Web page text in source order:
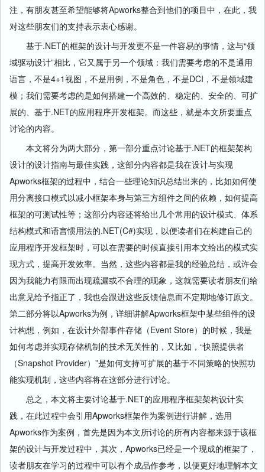
注，有朋友甚至希望能够将Apworks整合到他们的项目中，在此，我
对这些朋友们的支持表示衷心感谢。
基于.NET的框架的设计与开发更不是一件容易的事情，这与“领
域驱动设计”相比，它又属于另一个领域：我们需要考虑的不是通用
语言，不是4+1视图，不是用例，不是角色，不是DCI，不是领域建
模；我们需要考虑的是如何搭建一个高效的、稳定的、安全的、可扩
展的、基于.NET的应用程序开发框架。而这些，就是本文所要重点
讨论的内容。
本文将分为两大部分，第一部分重点讨论基于.NET的框架架构
设计的设计指南与最佳实践，这部分内容都是我在设计与实现
Apworks框架的过程中，结合一些理论知识总结出来的，比如如何使
用分离接口模式以减小框架本身与第三方组件之间的依赖，如何提高
框架的可测试性等；这部分内容还将给出几个常用的设计模式、体系
结构模式和语言惯用法的.NET(C#)实现，以便读者们在构建自己的
应用程序开发框架时，可以在需要的时候直接引用本文给出的模式实
现方式，提高开发效率。当然，这些内容都是我的经验总结，或许会
因为我能力有限而出现疏漏或不合理的现象，这就需要读者朋友们给
出意见给予指正了，我也会跟进这些反馈信息而不定期地修订原文。
第二部分将以Apworks为例，详细讲解Apworks框架中某些组件的设
计构想，例如，在设计外部事件存储（Event Store）的时候，我是
如何考虑并实现存储机制的技术无关性的，又比如，“快照提供者
（Snapshot Provider）”是如何支持可扩展的基于不同策略的快照功
能实现机制，这些内容将在这部分进行讨论。
总之，本文将主要讨论基于.NET的应用程序框架架构设计实
践，在此过程中会引用Apworks框架作为案例进行讲解，选用
Apworks作为案例，首先是因为本文所讨论的所有内容都来源于该框
架的设计与开发过程中，其次，Apworks已经是一个现成的框架了，
读者朋友在学习的过程中可以有个成品作参考，以便更好地理解本文